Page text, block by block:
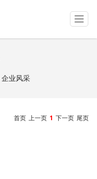
T
o
g
g
企业风采
首页 上一页 1 下一页 尾页